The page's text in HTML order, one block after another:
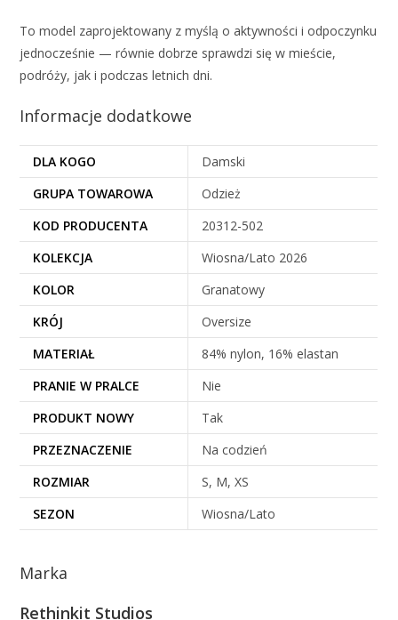
To model zaprojektowany z myślą o aktywności i odpoczynku
jednocześnie — równie dobrze sprawdzi się w mieście,
podróży, jak i podczas letnich dni.
Informacje dodatkowe
DLA KOGO
Damski
GRUPA TOWAROWA
Odzież
KOD PRODUCENTA
20312-502
KOLEKCJA
Wiosna/Lato 2026
KOLOR
Granatowy
KRÓJ
Oversize
MATERIAŁ
84% nylon, 16% elastan
PRANIE W PRALCE
Nie
PRODUKT NOWY
Tak
PRZEZNACZENIE
Na codzień
ROZMIAR
S, M, XS
SEZON
Wiosna/Lato
Marka
Rethinkit Studios